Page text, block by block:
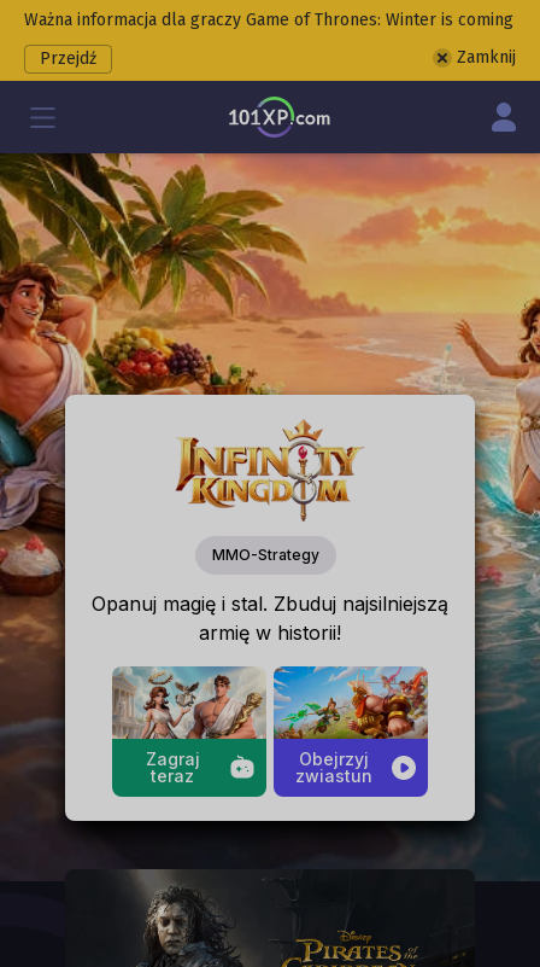
Ważna informacja dla graczy Game of Thrones: Winter is coming
Przejdź
Zamknij
MMO-Strategy
Opanuj magię i stal. Zbuduj najsilniejszą
armię w historii!
Zagraj
teraz
Obejrzyj
zwiastun